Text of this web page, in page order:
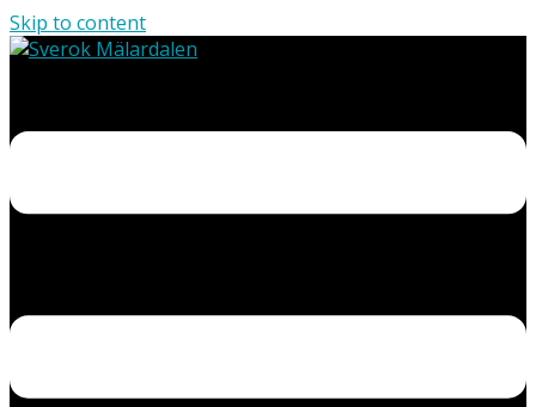
Skip to content